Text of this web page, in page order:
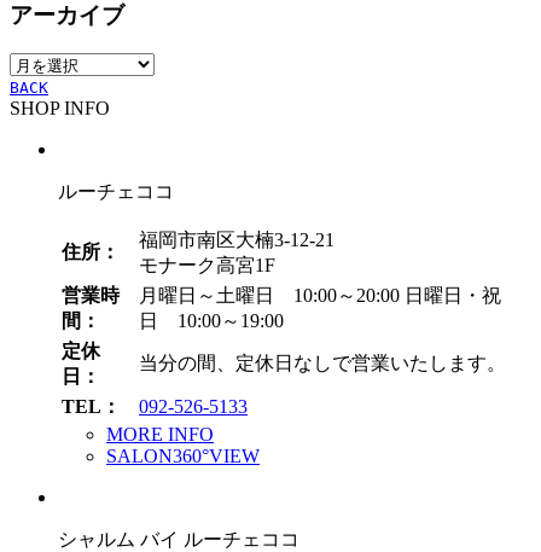
ゴ
ー
アーカイブ
ア
ー
カ
BACK
SHOP INFO
ルーチェココ
住所：
福岡市南区大楠3-12-21
モナーク高宮1F
営業時
間：
月曜日～土曜日 10:00～20:00 日曜日・祝
日 10:00～19:00
定休
日：
当分の間、定休日なしで営業いたします。
TEL：
092-526-5133
MORE INFO
SALON360°VIEW
シャルム バイ ルーチェココ